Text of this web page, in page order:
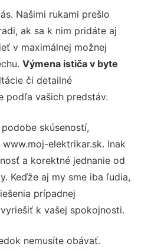
Našimi rukami prešlo
ak sa k nim pridáte aj
v maximálnej možnej
Výmena ističa v byte
či detailné
podľa vašich predstáv.
skúseností,
elektrikar.sk. Inak
a korektné jednanie od
Keďže aj my sme iba ľudia,
prípadnej
k vašej spokojnosti.
nemusíte obávať.